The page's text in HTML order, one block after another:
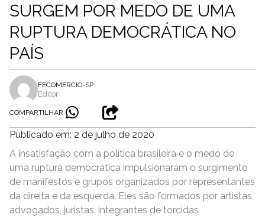
SURGEM POR MEDO DE UMA
RUPTURA DEMOCRÁTICA NO
PAÍS
COMPARTILHAR
FECOMERCIO-SP
Editor
Publicado em: 2 de julho de 2020
A insatisfação com a política brasileira e o medo de
uma ruptura democrática impulsionaram o surgimento
de manifestos e grupos organizados por representantes
da direita e da esquerda. Eles são formados por artistas,
advogados, juristas, integrantes de torcidas